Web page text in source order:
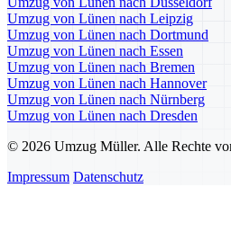
Umzug von Lünen nach Leipzig
Umzug von Lünen nach Dortmund
Umzug von Lünen nach Essen
Umzug von Lünen nach Bremen
Umzug von Lünen nach Hannover
Umzug von Lünen nach Nürnberg
Umzug von Lünen nach Dresden
© 2026 Umzug Müller. Alle Rechte
Impressum Datenschutz